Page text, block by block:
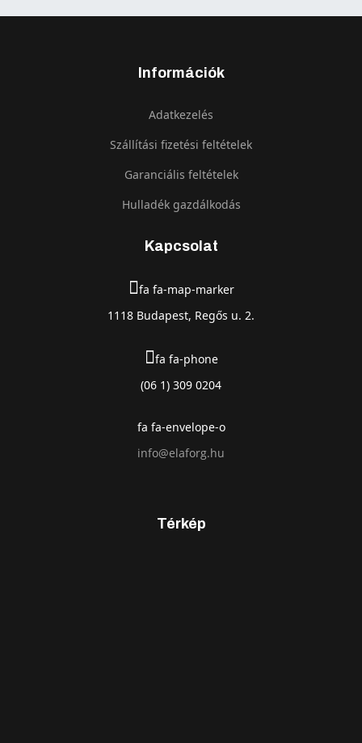
Információk
Adatkezelés
Szállítási fizetési feltételek
Garanciális feltételek
Hulladék gazdálkodás
Kapcsolat
fa fa-map-marker
1118 Budapest, Regős u. 2.
fa fa-phone
(06 1) 309 0204
fa fa-envelope-o
info@elaforg.hu
Térkép